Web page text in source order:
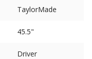
TaylorMade
45.5"
Driver